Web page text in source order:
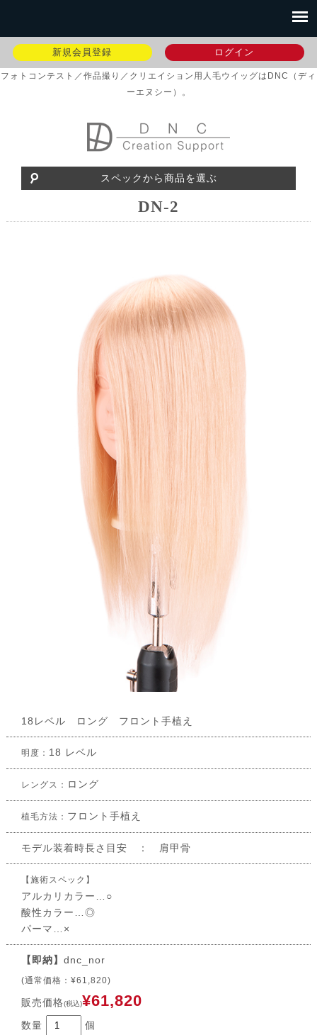
新規会員登録 ログイン
フォトコンテスト／作品撮り／クリエイション用人毛ウイッグはDNC（ディ
ーエヌシー）。
スペックから商品を選ぶ
DN-2
18レベル ロング フロント手植え
明度： 18 レベル
レングス： ロング
植毛方法： フロント手植え
モデル装着時長さ目安 ： 肩甲骨
【施術スペック】
アルカリカラー…○
酸性カラー…◎
パーマ…×
【即納】dnc_nor
(通常価格：¥61,820)
販売価格(税込)¥61,820
数量 個